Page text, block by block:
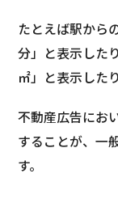
たとえば駅から
分」と表示した
㎡」と表示した
不動産広告にお
することが、一
す。